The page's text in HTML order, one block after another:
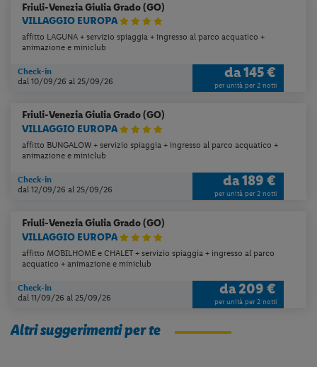
Friuli-Venezia GiuliaGrado (GO)
VILLAGGIO EUROPA
affitto LAGUNA + servizio spiaggia + ingresso al parco acquatico +
animazione e miniclub
Check-in
dal 10/09/26al 25/09/26
da145 €
per unità per 2 notti
Friuli-Venezia GiuliaGrado (GO)
VILLAGGIO EUROPA
affitto BUNGALOW + servizio spiaggia + ingresso al parco acquatico +
animazione e miniclub
Check-in
dal 12/09/26al 25/09/26
da189 €
per unità per 2 notti
Friuli-Venezia GiuliaGrado (GO)
VILLAGGIO EUROPA
affitto MOBILHOME e CHALET + servizio spiaggia + ingresso al parco
acquatico + animazione e miniclub
Check-in
dal 11/09/26al 25/09/26
da209 €
per unità per 2 notti
Altri suggerimenti per te